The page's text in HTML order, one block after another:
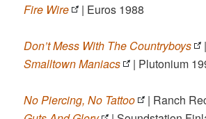
Fire Wire
| Euros 1988
Don’t Mess With The Countryboys
Smalltown Maniacs
| Plutonium
No Piercing, No Tattoo
| Ranch